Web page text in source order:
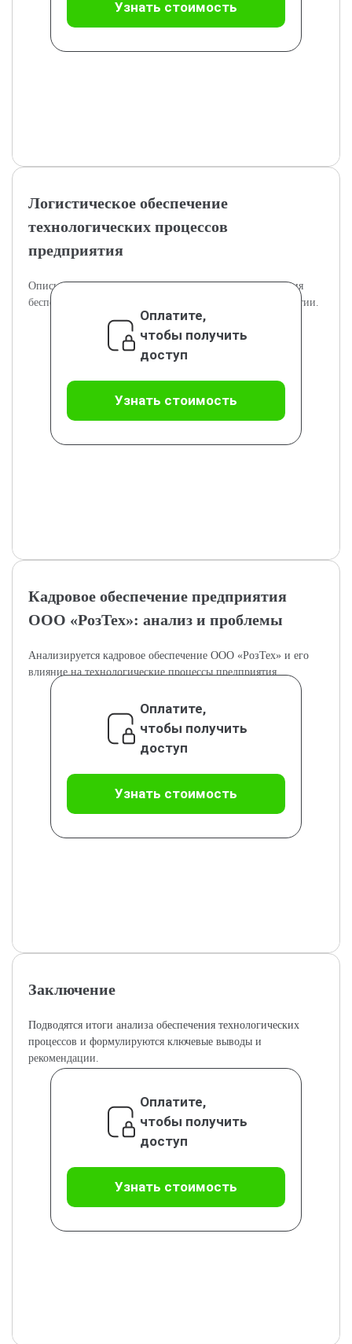
Узнать стоимость
Логистическое обеспечение
технологических процессов
предприятия
Описывается логистическое обеспечение для обеспечения
бесперебойных технологических процессов на предприятии.
Оплатите,
чтобы получить
доступ
Узнать стоимость
Кадровое обеспечение предприятия
ООО «РозТех»: анализ и проблемы
Анализируется кадровое обеспечение ООО «РозТех» и его
влияние на технологические процессы предприятия.
Оплатите,
чтобы получить
доступ
Узнать стоимость
Заключение
Подводятся итоги анализа обеспечения технологических
процессов и формулируются ключевые выводы и
рекомендации.
Оплатите,
чтобы получить
доступ
Узнать стоимость